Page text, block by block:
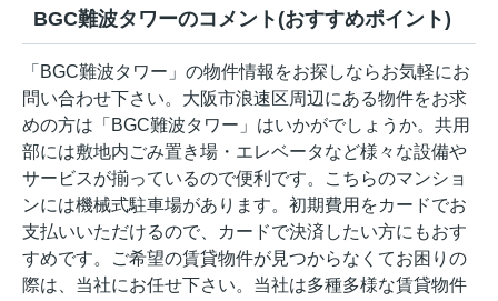
BGC難波タワーのコメント(おすすめポイント)
「BGC難波タワー」の物件情報をお探しならお気軽にお
問い合わせ下さい。大阪市浪速区周辺にある物件をお求
めの方は「BGC難波タワー」はいかがでしょうか。共用
部には敷地内ごみ置き場・エレベータなど様々な設備や
サービスが揃っているので便利です。こちらのマンショ
ンには機械式駐車場があります。初期費用をカードでお
支払いいただけるので、カードで決済したい方にもおす
すめです。ご希望の賃貸物件が見つからなくてお困りの
際は、当社にお任せ下さい。当社は多種多様な賃貸物件